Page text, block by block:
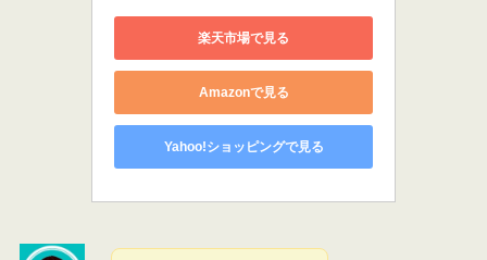
楽天市場で見る
Amazonで見る
Yahoo!ショッピングで見る